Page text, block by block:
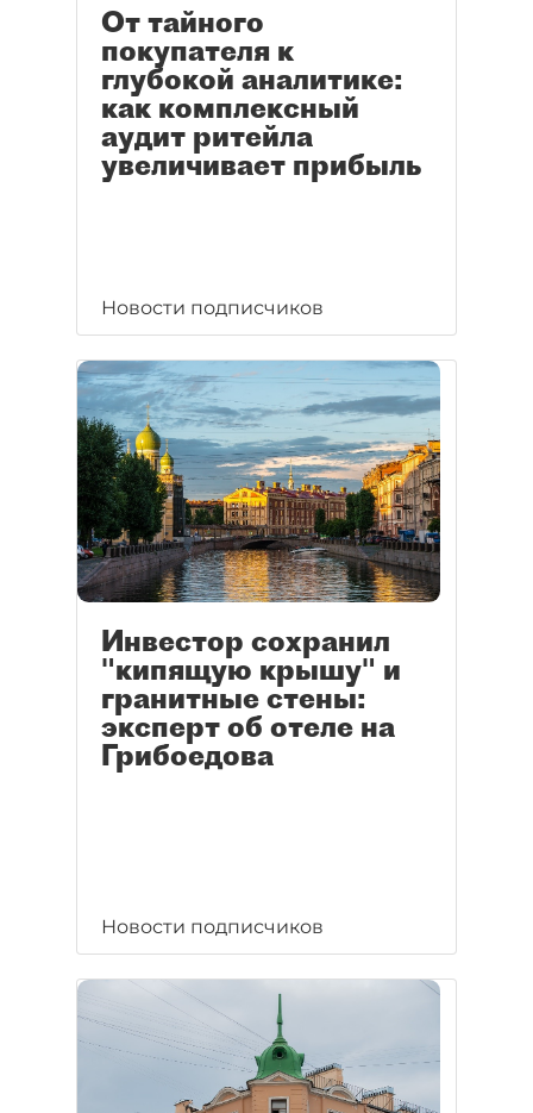
От тайного
покупателя к
глубокой аналитике:
как комплексный
аудит ритейла
увеличивает прибыль
Новости подписчиков
Инвестор сохранил
"кипящую крышу" и
гранитные стены:
эксперт об отеле на
Грибоедова
Новости подписчиков